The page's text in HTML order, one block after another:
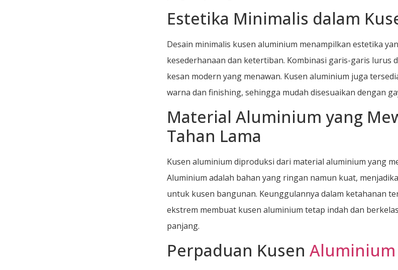
Estetika Minimalis dalam
Desain minimalis kusen aluminium menampilkan estetika
kesederhanaan dan ketertiban. Kombinasi garis-garis lurus
kesan modern yang menawan. Kusen aluminium juga
warna dan finishing, sehingga mudah disesuaikan dengan
Material Aluminium yang
Tahan Lama
Kusen aluminium diproduksi dari material aluminium yang
Aluminium adalah bahan yang ringan namun kuat,
untuk kusen bangunan. Keunggulannya dalam ketahanan
ekstrem membuat kusen aluminium tetap indah dan
panjang.
Perpaduan Kusen Aluminium